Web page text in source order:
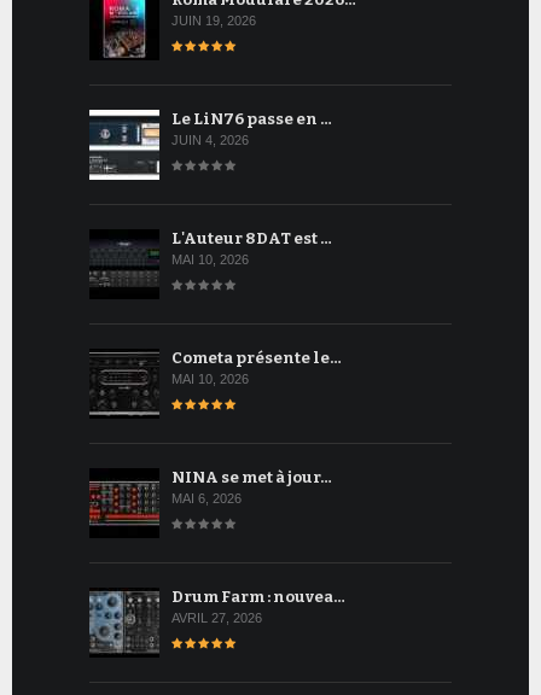
JUIN 19, 2026
Le LiN76 passe en …
JUIN 4, 2026
L'Auteur 8DAT est …
MAI 10, 2026
Cometa présente le…
MAI 10, 2026
NINA se met à jour…
MAI 6, 2026
Drum Farm : nouvea…
AVRIL 27, 2026